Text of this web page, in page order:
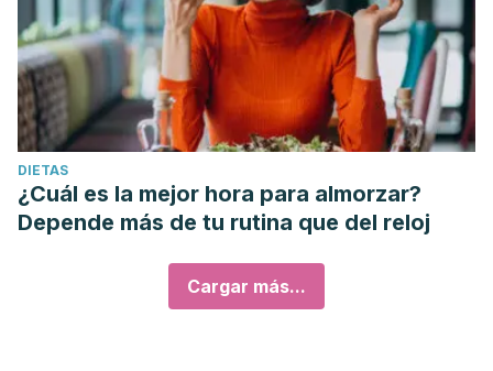
DIETAS
¿Cuál es la mejor hora para almorzar?
Depende más de tu rutina que del reloj
Cargar más...